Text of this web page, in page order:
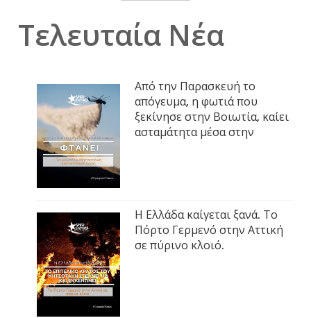
Τελευταία Νέα
Από την Παρασκευή το
απόγευμα, η φωτιά που
ξεκίνησε στην Βοιωτία, καίει
ασταμάτητα μέσα στην
Η Ελλάδα καίγεται ξανά. Το
Πόρτο Γερμενό στην Αττική
σε πύρινο κλοιό.